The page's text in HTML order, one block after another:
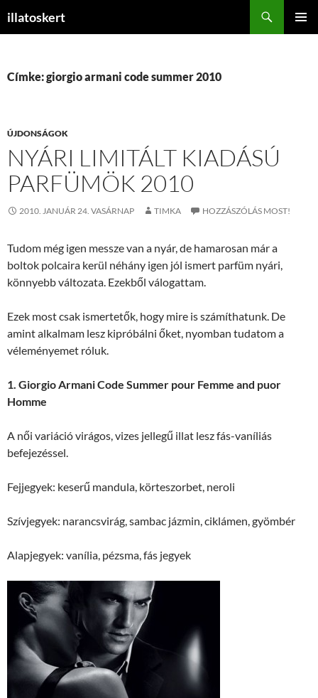
illatoskert
Címke: giorgio armani code summer 2010
ÚJDONSÁGOK
NYÁRI LIMITÁLT KIADÁSÚ
PARFÜMÖK 2010
2010. JANUÁR 24. VASÁRNAP TIMKA HOZZÁSZÓLÁS MOST!
Tudom még igen messze van a nyár, de hamarosan már a
boltok polcaira kerül néhány igen jól ismert parfüm nyári,
könnyebb változata. Ezekből válogattam.
Ezek most csak ismertetők, hogy mire is számíthatunk. De
amint alkalmam lesz kipróbálni őket, nyomban tudatom a
véleményemet róluk.
1. Giorgio Armani Code Summer pour Femme and puor
Homme
A női variáció virágos, vizes jellegű illat lesz fás-vaníliás
befejezéssel.
Fejjegyek: keserű mandula, körteszorbet, neroli
Szívjegyek: narancsvirág, sambac jázmin, ciklámen, gyömbér
Alapjegyek: vanília, pézsma, fás jegyek